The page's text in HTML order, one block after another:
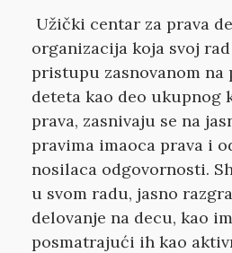
Užički centar za prava
organizacija koja svoj
pristupu zasnovanom na
deteta kao deo ukupnog
prava, zasnivaju se na
pravima imaoca prava i
nosilaca odgovornosti.
u svom radu, jasno
delovanje na decu, kao
posmatrajući ih kao